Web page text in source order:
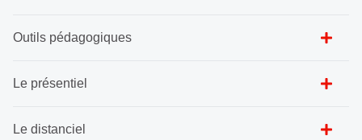
Outils pédagogiques
Le présentiel
Le distanciel